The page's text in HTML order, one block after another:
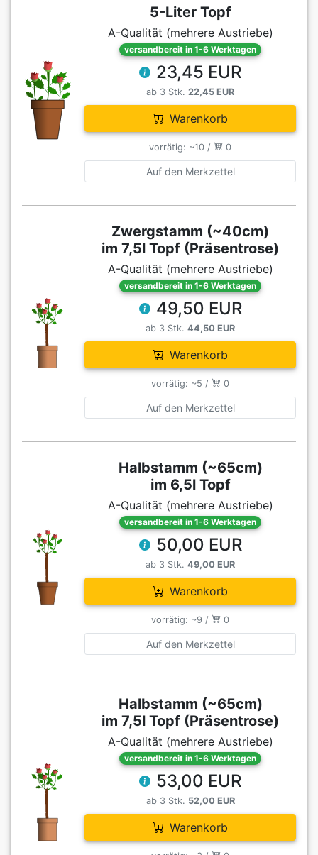
5-Liter Topf
A-Qualität (mehrere Austriebe)
versandbereit in 1-6 Werktagen
23,45 EUR
ab 3 Stk. 22,45 EUR
Warenkorb
vorrätig: ~10 / 0
Auf den Merkzettel
Zwergstamm (~40cm)
im 7,5l Topf (Präsentrose)
A-Qualität (mehrere Austriebe)
versandbereit in 1-6 Werktagen
49,50 EUR
ab 3 Stk. 44,50 EUR
Warenkorb
vorrätig: ~5 / 0
Auf den Merkzettel
Halbstamm (~65cm)
im 6,5l Topf
A-Qualität (mehrere Austriebe)
versandbereit in 1-6 Werktagen
50,00 EUR
ab 3 Stk. 49,00 EUR
Warenkorb
vorrätig: ~9 / 0
Auf den Merkzettel
Halbstamm (~65cm)
im 7,5l Topf (Präsentrose)
A-Qualität (mehrere Austriebe)
versandbereit in 1-6 Werktagen
53,00 EUR
ab 3 Stk. 52,00 EUR
Warenkorb